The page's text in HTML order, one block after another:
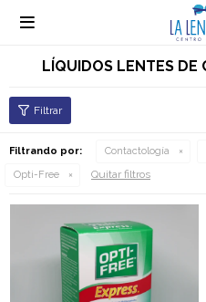

LÍQUIDOS LENTES DE
Filtrando por: Contactología
Opti-Free
Quitar filtros